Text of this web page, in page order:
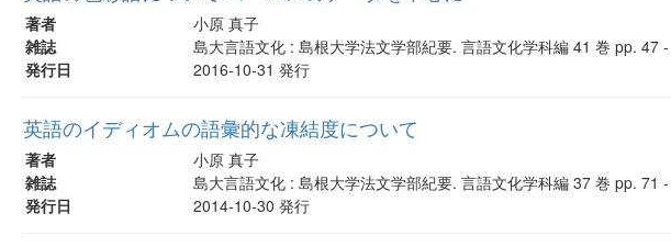
著者
小原 真子
雑誌
島大言語文化 : 島根大学法文学部紀要. 言語文化学科編 41 巻 pp. 47
発行日
2016-10-31 発行
英語のイディオムの語彙的な凍結度について
著者
小原 真子
雑誌
島大言語文化 : 島根大学法文学部紀要. 言語文化学科編 37 巻 pp. 71
発行日
2014-10-30 発行